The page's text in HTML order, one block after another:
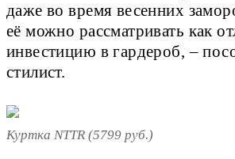
даже во время весенних
её можно рассматривать как
инвестицию в гардероб, –
стилист.
Куртка NTTR (5799 руб.)